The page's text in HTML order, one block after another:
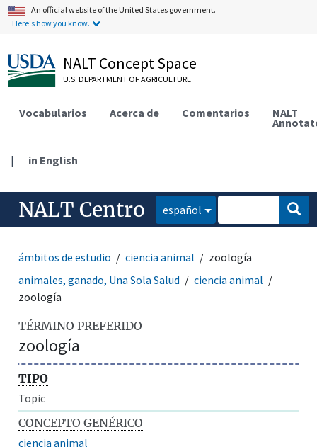
An official website of the United States government.
Here's how you know.
NALT Concept Space
U.S. DEPARTMENT OF AGRICULTURE
Vocabularios Acerca de Comentarios NALT
| in English
NALT Centro español
ámbitos de estudio ciencia animal
zoología
animales, ganado, Una Sola Salud
ciencia animal
zoología
TÉRMINO PREFERIDO
zoología
TIPO
Topic
CONCEPTO GENÉRICO
ciencia animal